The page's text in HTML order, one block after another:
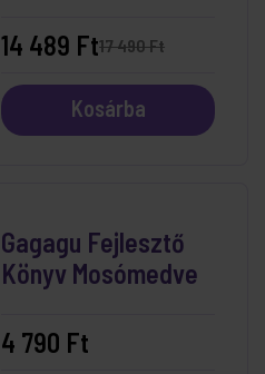
17 490 Ft
14 489 Ft
Kosárba
Gagagu Fejlesztő
Könyv Mosómedve
4 790 Ft